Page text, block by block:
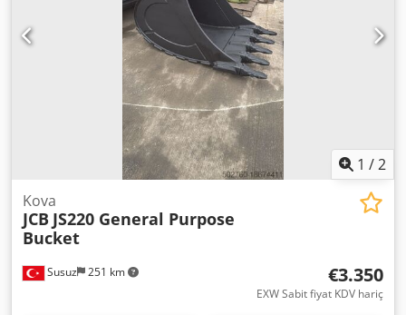
1 /2
Susuz 251 km
Kova
JCB JS220 General Purpose
Bucket
€3.350
EXW Sabit fiyat KDV hariç